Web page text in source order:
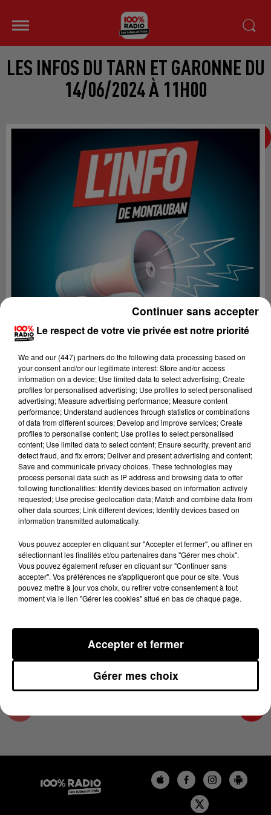
LES INFOS DU TARN ET GARONNE DU
14/06/2024 À 11H00
Lecture (2 min 22 sec)
100%
100% Radio les infos du Tarn et Garonne
14 juin 2024 - 2 min 22 sec
LES INFOS DU TARN ET GARONNE DU
14/06/2024 À 11H00
Podcasts infos du Tarn et Garonne
Le respect de votre vie privée est notre priorité
We and our (447) partnersdo the following data processing based on
your consent and/or our legitimate interest: Store and/or access
information on a device; Use limited data to select advertising; Create
profiles for personalised advertising; Use profiles to select personalised
advertising; Measure advertising performance; Measure content
performance; Understand audiences through statistics or combinations
of data from different sources; Develop and improve services; Create
profiles to personalise content; Use profiles to select personalised
content; Use limited data to select content; Ensure security, prevent and
detect fraud, and fix errors; Deliver and present advertising and content;
Save and communicate privacy choices. These technologies may
process personal data such as IP address and browsing data to offer
following functionalities: Identify devices based on information actively
requested; Use precise geolocation data; Match and combine data from
other data sources; Link different devices; Identify devices based on
information transmitted automatically.
Vous pouvez accepter en cliquant sur "Accepter et fermer", ou affiner en
sélectionnant les finalités et/ou partenaires dans "Gérer mes choix".
Vous pouvez également refuser en cliquant sur "Continuer sans
accepter". Vos préférences ne s'appliqueront que pour ce site. Vous
pouvez mettre à jour vos choix, ou retirer votre consentement à tout
moment via le lien "Gérer les cookies" situé en bas de chaque page.
Gérer mes choix
Accepter et fermer
Continuer sans accepter